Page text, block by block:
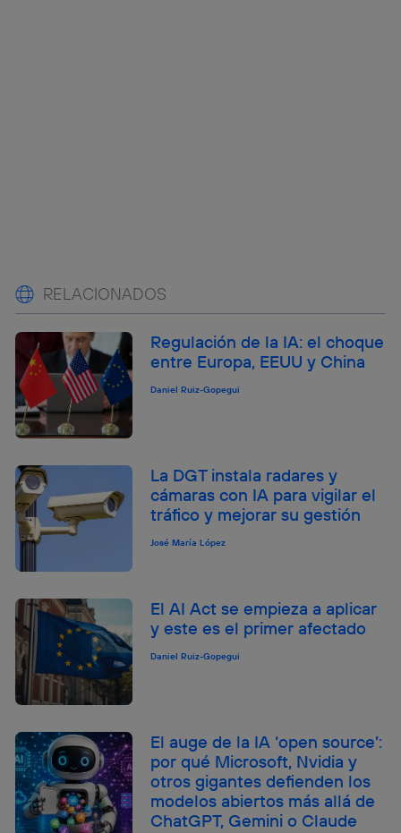
RELACIONADOS
Regulación de la IA: el choque
entre Europa, EEUU y China
Daniel Ruiz-Gopegui
La DGT instala radares y
cámaras con IA para vigilar el
tráfico y mejorar su gestión
José María López
El AI Act se empieza a aplicar
y este es el primer afectado
Daniel Ruiz-Gopegui
El auge de la IA ‘open source’:
por qué Microsoft, Nvidia y
otros gigantes defienden los
modelos abiertos más allá de
ChatGPT, Gemini o Claude